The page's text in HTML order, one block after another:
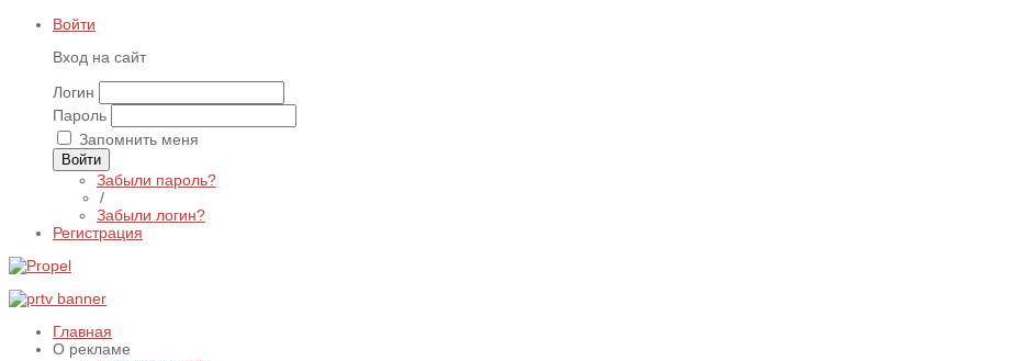
Войти
Вход на сайт
Логин
Пароль
Запомнить меня
Войти
Забыли пароль?
/
Забыли логин?
Регистрация
Главная
О рекламе